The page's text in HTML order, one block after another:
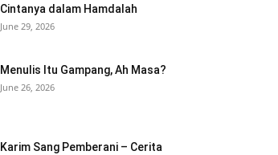
Cintanya dalam Hamdalah
June 29, 2026
Menulis Itu Gampang, Ah Masa?
June 26, 2026
Karim Sang Pemberani – Cerita